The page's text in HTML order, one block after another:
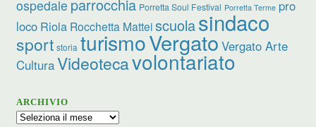
ospedale parrocchia Porretta Soul Festival Porretta Terme pro
loco Riola Rocchetta Matteiscuolasindaco
sport storia turismoVergato Vergato Arte
CulturaVideotecavolontariato
ARCHIVIO
Archivio